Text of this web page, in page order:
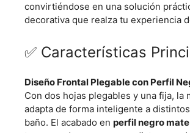
convirtiéndose en una solución
decorativa que realza tu experiencia
✅ Características
Diseño Frontal Plegable con Perfil
Con dos hojas plegables y una fija, la
adapta de forma inteligente a
baño. El acabado en perfil negro mate